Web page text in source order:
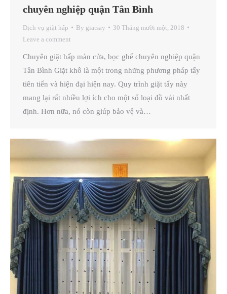
chuyên nghiệp quận Tân Bình
Dịch vụ giặt hấp By giatsay
30 Tháng mười một, 2018
Leave a comment
Chuyên giặt hấp màn cửa, bọc ghế chuyên nghiệp quận
Tân Bình Giặt khô là một trong những phương pháp tẩy
tiên tiến và hiện đại hiện nay. Quy trình giặt tẩy này
mang lại rất nhiều lợi ích cho một số loại đồ vải nhất
định. Hơn nữa, nó còn giúp bảo vệ và…